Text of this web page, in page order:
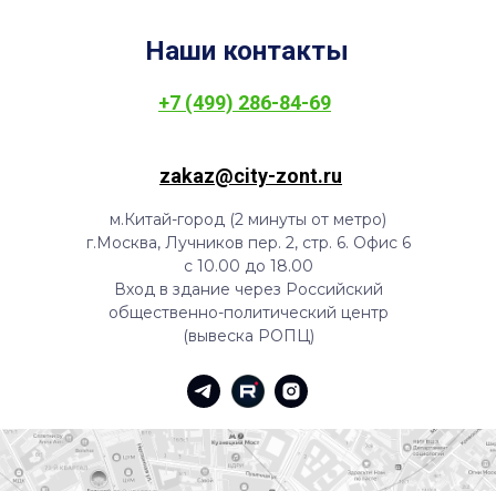
м.Китай-город (2 минуты от метро)
г.Москва, Лучников пер. 2, стр. 6. Офис 6
с 10.00 до 18.00
Вход в здание через Российский
общественно-политический центр
(вывеска РОПЦ)
Наши контакты
zakaz@city-zont.ru
+7 (499) 286-84-69